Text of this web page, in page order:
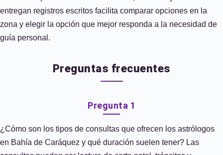
entregan registros escritos facilita comparar opciones en la
zona y elegir la opción que mejor responda a la necesidad de
guía personal.
Preguntas frecuentes
Pregunta 1
¿Cómo son los tipos de consultas que ofrecen los astrólogos
en Bahía de Caráquez y qué duración suelen tener? Las